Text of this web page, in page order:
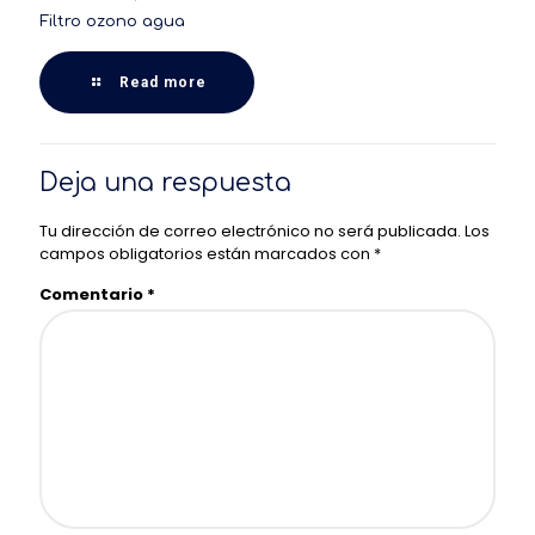
Filtro ozono agua
Read more
Deja una respuesta
Tu dirección de correo electrónico no será publicada. Los
campos obligatorios están marcados con *
Comentario *